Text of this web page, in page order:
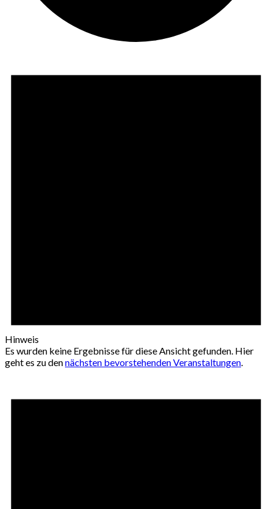
Hinweis
Es wurden keine Ergebnisse für diese Ansicht gefunden. Hier
geht es zu dennächsten bevorstehenden Veranstaltungen.